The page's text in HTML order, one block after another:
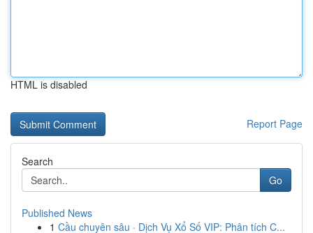
HTML is disabled
Report Page
Search
Go
Published News
1 Cầu chuyên sâu · Dịch Vụ Xổ Số VIP: Phân tích C...